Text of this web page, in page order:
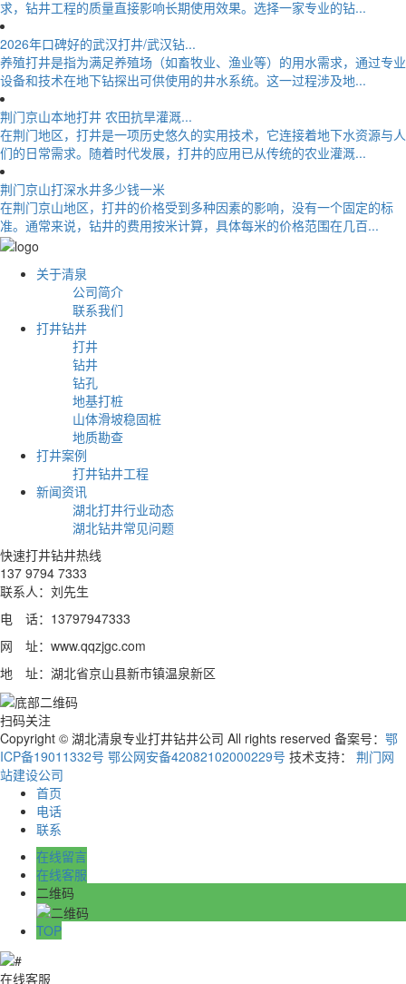
求，钻井工程的质量直接影响长期使用效果。选择一家专业的钻...
2026年口碑好的武汉打井/武汉钻...
养殖打井是指为满足养殖场（如畜牧业、渔业等）的用水需求，通过专业
设备和技术在地下钻探出可供使用的井水系统。这一过程涉及地...
荆门京山本地打井 农田抗旱灌溉...
在荆门地区，打井是一项历史悠久的实用技术，它连接着地下水资源与人
们的日常需求。随着时代发展，打井的应用已从传统的农业灌溉...
荆门京山打深水井多少钱一米
在荆门京山地区，打井的价格受到多种因素的影响，没有一个固定的标
准。通常来说，钻井的费用按米计算，具体每米的价格范围在几百...
关于清泉
公司简介
联系我们
打井钻井
打井
钻井
钻孔
地基打桩
山体滑坡稳固桩
地质勘查
打井案例
打井钻井工程
新闻资讯
湖北打井行业动态
湖北钻井常见问题
快速打井钻井热线
137 9794 7333
联系人：刘先生
电 话：13797947333
网 址：www.qqzjgc.com
地 址：湖北省京山县新市镇温泉新区
扫码关注
Copyright © 湖北清泉专业打井钻井公司 All rights reserved 备案号： 鄂
ICP备19011332号 鄂公网安备42082102000229号 技术支持： 荆门网
站建设公司
首页
电话
联系
在线留言
在线客服
二维码
TOP
在线客服